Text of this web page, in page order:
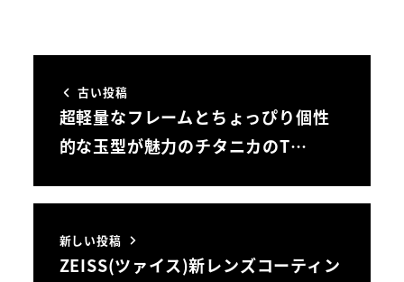
古い投稿
超軽量なフレームとちょっぴり個性
的な玉型が魅力のチタニカのT…
新しい投稿
ZEISS(ツァイス)新レンズコーティン